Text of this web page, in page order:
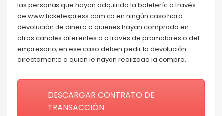
las personas que hayan adquirido la boletería a través
de www.ticketexpress.com.co en ningún caso hará
devolución de dinero a quienes hayan comprado en
otros canales diferentes o a través de promotores o del
empresario, en ese caso deben pedir la devolución
directamente a quien le hayan realizado la compra.
DESCARGAR CONTRATO DE
TRANSACCIÓN